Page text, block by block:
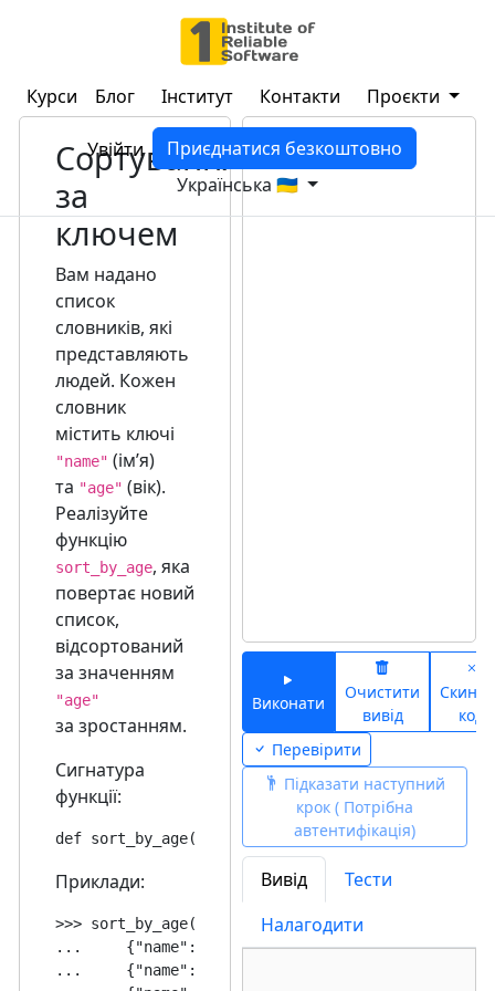
Курси Блог Інститут Контакти Проєкти
Увійти
Приєднатися безкоштовно
Українська 🇺🇦
Сортування
за
ключем
Вам надано
список
словників, які
представляють
людей. Кожен
словник
містить ключі
"name" (імʼя)
та "age" (вік).
Реалізуйте
функцію
sort_by_age, яка
повертає новий
список,
відсортований
за значенням
"age"
за зростанням.
Сигнатура
функції:
Приклади:
>>> sort_by_age([
...     {"name": "Alice", "age": 30},
...     {"name": "Bob", "age": 25},
Виконати
Очистити
вивід
код
Перевірити
крок ( Потрібна
автентифікація)
Вивід
Тести
Налагодити